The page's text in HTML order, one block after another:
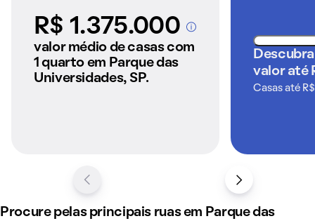
R$ 1.375.000A partir dos imóveis
anunciados pelo
valor médio de casas com
1 quarto em Parque das
Universidades, SP.
valor até
Casas até
Procure pelas principais ruas em Parque das